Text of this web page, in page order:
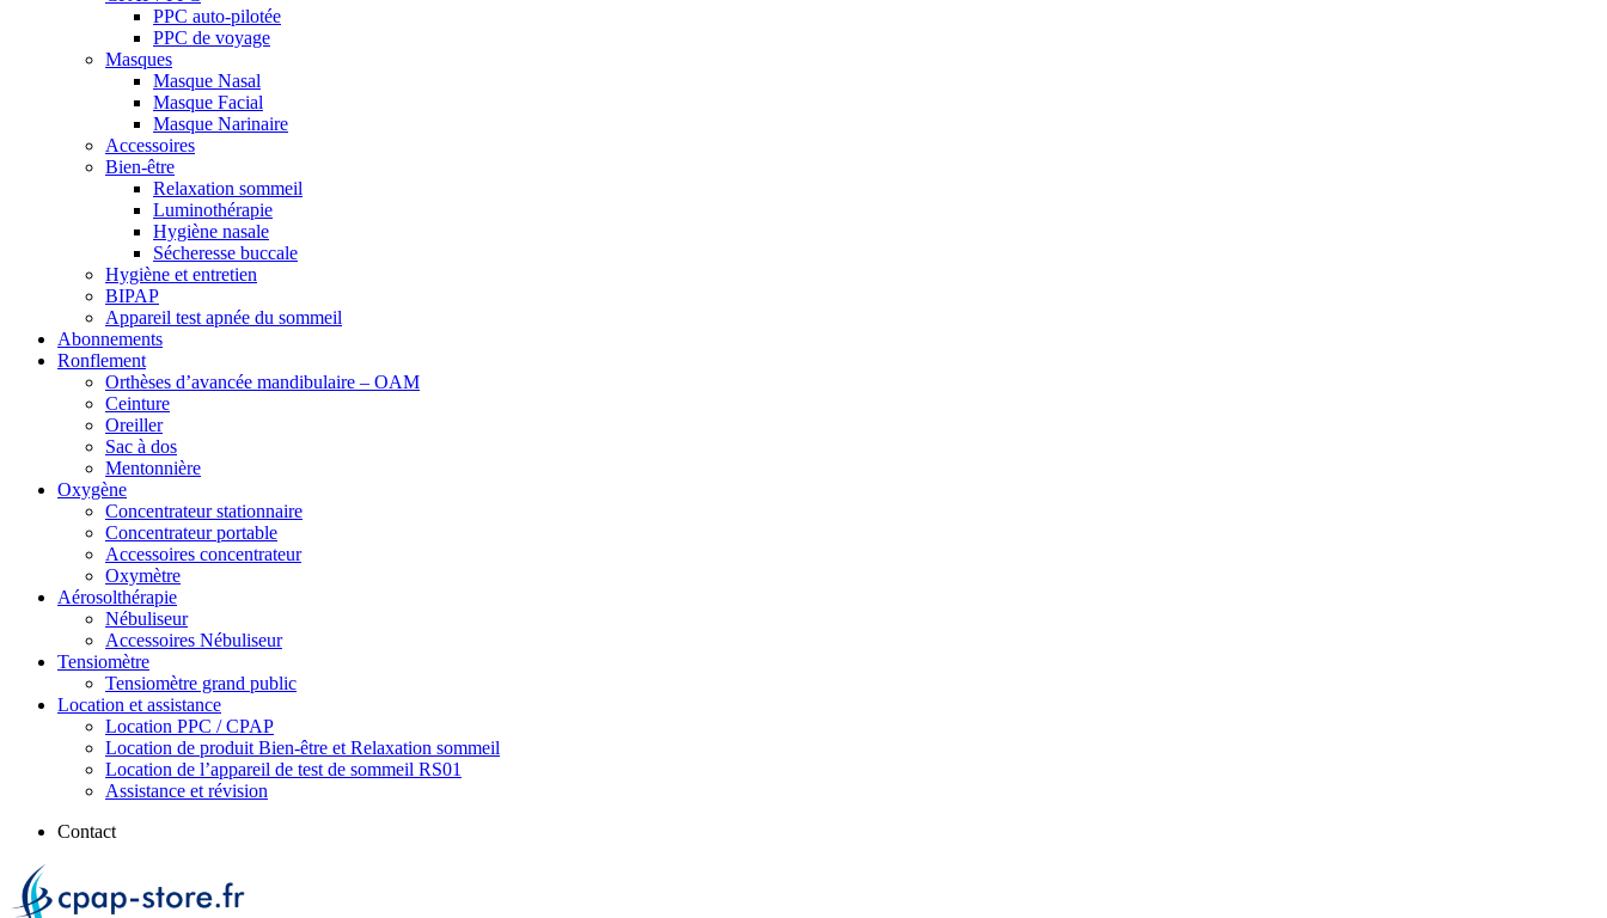
PPC auto-pilotée
PPC de voyage
Masques
Masque Nasal
Masque Facial
Masque Narinaire
Accessoires
Bien-être
Relaxation sommeil
Luminothérapie
Hygiène nasale
Sécheresse buccale
Hygiène et entretien
BIPAP
Appareil test apnée du sommeil
Abonnements
Ronflement
Orthèses d’avancée mandibulaire – OAM
Ceinture
Oreiller
Sac à dos
Mentonnière
Oxygène
Concentrateur stationnaire
Concentrateur portable
Accessoires concentrateur
Oxymètre
Aérosolthérapie
Nébuliseur
Accessoires Nébuliseur
Tensiomètre
Tensiomètre grand public
Location et assistance
Location PPC / CPAP
Location de produit Bien-être et Relaxation sommeil
Location de l’appareil de test de sommeil RS01
Assistance et révision
Contact